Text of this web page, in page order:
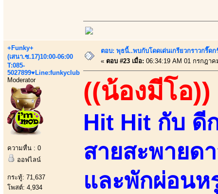
+Funky+
(เสนา.ซ.17)10:00-06:00
T:085-
5027899♥Line:funkyclub
Moderator
ความหื่น : 0
ออฟไลน์
กระทู้: 71,637
โพสต์: 4,934
ตอบ: พุธนี้..พบกับโดดเด่นเกรียวกราวกรี๊
« ตอบ #23 เมื่อ: 06:34:19 AM 01 กรกฎาค
((น้องมีโอ))
Hit Hit กับ ดี
สายสะพายด
และพักผ่อนห